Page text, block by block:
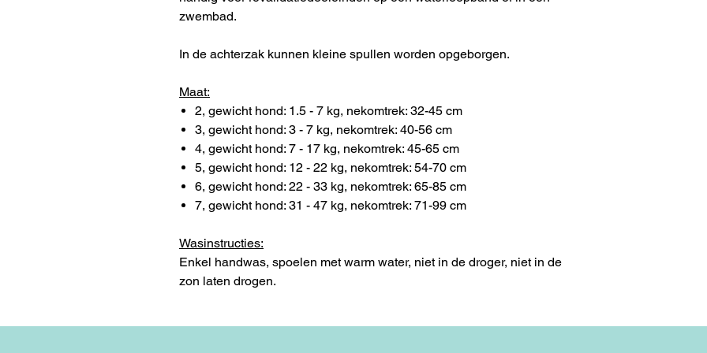
zwembad.
In de achterzak kunnen kleine spullen worden opgeborgen.
Maat:
2, gewicht hond: 1.5 - 7 kg, nekomtrek: 32-45 cm
3, gewicht hond: 3 - 7 kg, nekomtrek: 40-56 cm
4, gewicht hond: 7 - 17 kg, nekomtrek: 45-65 cm
5, gewicht hond: 12 - 22 kg, nekomtrek: 54-70 cm
6, gewicht hond: 22 - 33 kg, nekomtrek: 65-85 cm
7, gewicht hond: 31 - 47 kg, nekomtrek: 71-99 cm
Wasinstructies:
Enkel handwas, spoelen met warm water, niet in de droger, niet in de
zon laten drogen.